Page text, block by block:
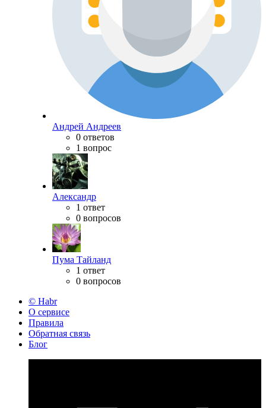
Андрей Андреев
0 ответов
1 вопрос
Александр
1 ответ
0 вопросов
Пума Тайланд
1 ответ
0 вопросов
© Habr
О сервисе
Правила
Обратная связь
Блог